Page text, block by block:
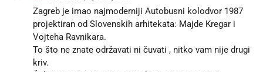
Zagreb je imao najmoderniji Autobusni kolodvor 1987
projektiran od Slovenskih arhitekata: Majde Kregar i
Vojteha Ravnikara.
To što ne znate održavati ni čuvati , nitko vam nije drugi
kriv.